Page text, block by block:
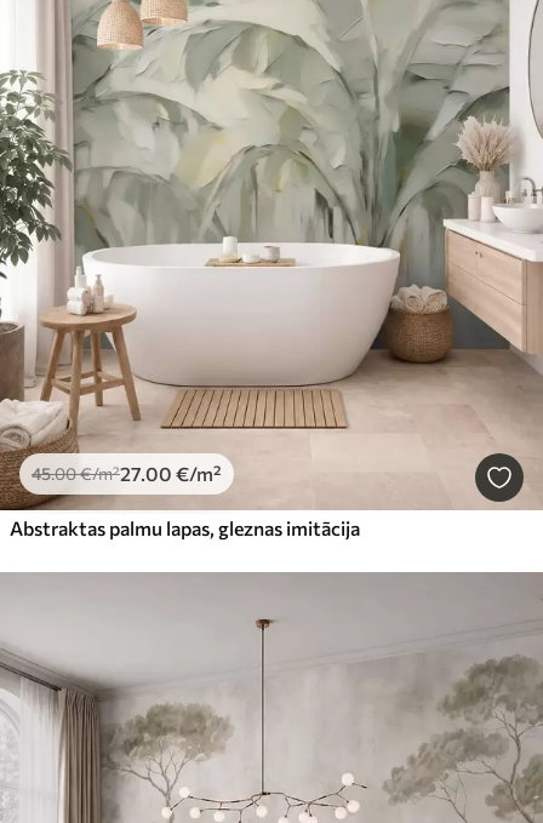
45.00€/m²27.00 €/m²
Abstraktas palmu lapas, gleznas imitācija